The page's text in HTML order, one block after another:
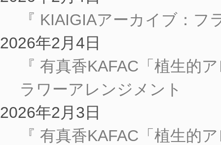
『 KIAIGIAアーカイブ：
2026年2月4日
『 有真香KAFAC「植生的
ラワーアレンジメント
2026年2月3日
『 有真香KAFAC「植生的